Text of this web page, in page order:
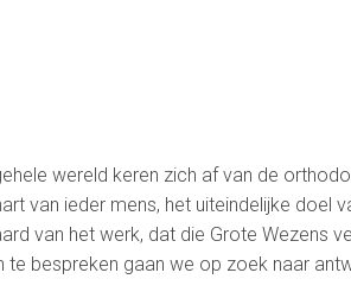
wereld keren zich af van de
van ieder mens, het uiteindelijke doel
van het werk, dat die Grote Wezens
bespreken gaan we op zoek naar